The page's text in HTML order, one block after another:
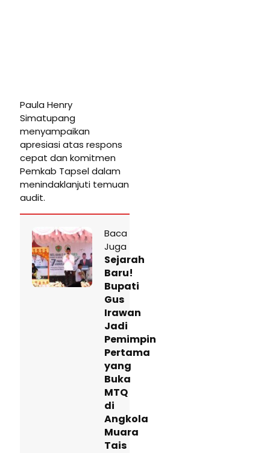
Paula Henry
Simatupang
menyampaikan
apresiasi atas respons
cepat dan komitmen
Pemkab Tapsel dalam
menindaklanjuti temuan
audit.
Baca
Juga
Sejarah
Baru!
Bupati
Gus
Irawan
Jadi
Pemimpin
Pertama
yang
Buka
MTQ
di
Angkola
Muara
Tais